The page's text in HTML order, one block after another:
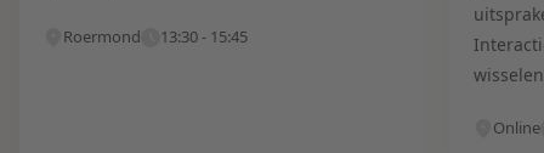
Roermond 13:30 - 15:45
Online